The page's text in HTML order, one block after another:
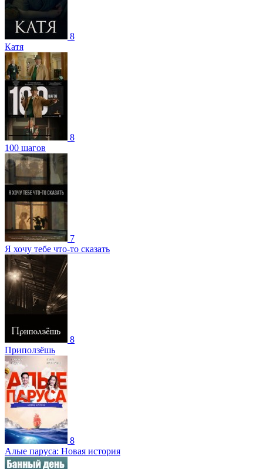
8
Катя
8
100 шагов
7
Я хочу тебе что-то сказать
8
Приползёшь
8
Алые паруса: Новая история